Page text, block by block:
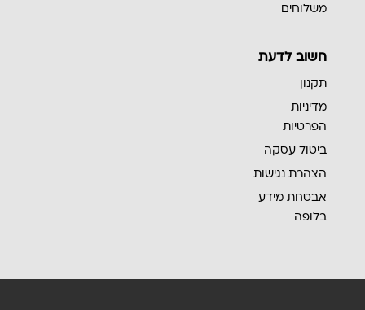
משלוחים
חשוב לדעת
תקנון
מדיניות
הפרטיות
ביטול עסקה
הצהרת נגישות
אבטחת מידע
בלופה